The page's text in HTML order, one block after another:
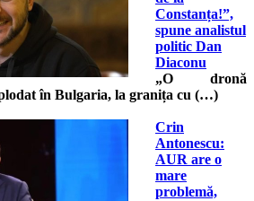
Constanța!”,
spune analistul
politic Dan
Diaconu
„O dronă
în Bulgaria, la granița cu (…)
Crin
Antonescu:
AUR are o
mare
problemă,